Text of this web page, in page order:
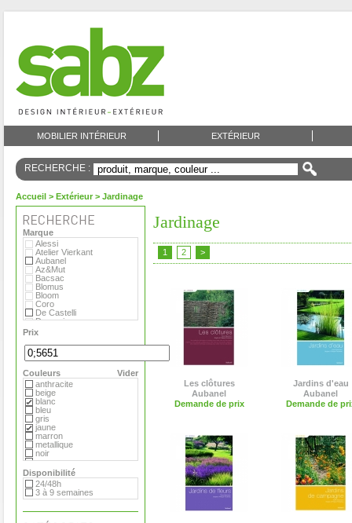
MOBILIER INTÉRIEUR EXTÉRIEUR
RECHERCHE :
Accueil > Extérieur > Jardinage
Marque
Alessi
Atelier Vierkant
Aubanel
Az&Mut
Bacsac
Blomus
Bloom
Coro
De Castelli
Domani
Emu
Eternit
Eva Solo
Extremis
Flora
Gandia Blasco
Matière Grise
Plume de carotte
Royal VKB
Serralunga
Teracrea
Tradewinds
Viteo
Prix
Vider
Couleurs
anthracite
beige
blanc
bleu
gris
jaune
marron
metallique
noir
rouge
vert
violet
Disponibilité
24/48h
3 à 9 semaines
Jardinage
1 2 >
Les clôtures
Aubanel
Demande de prix
Jardins d'eau
Aubanel
Demande de